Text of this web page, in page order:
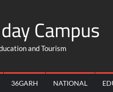
Campus
and Tourism
36GARH NATIONAL